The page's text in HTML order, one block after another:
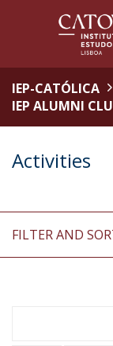
IEP-CATÓLICA
IEP ALUMNI
Activities
FILTER AND